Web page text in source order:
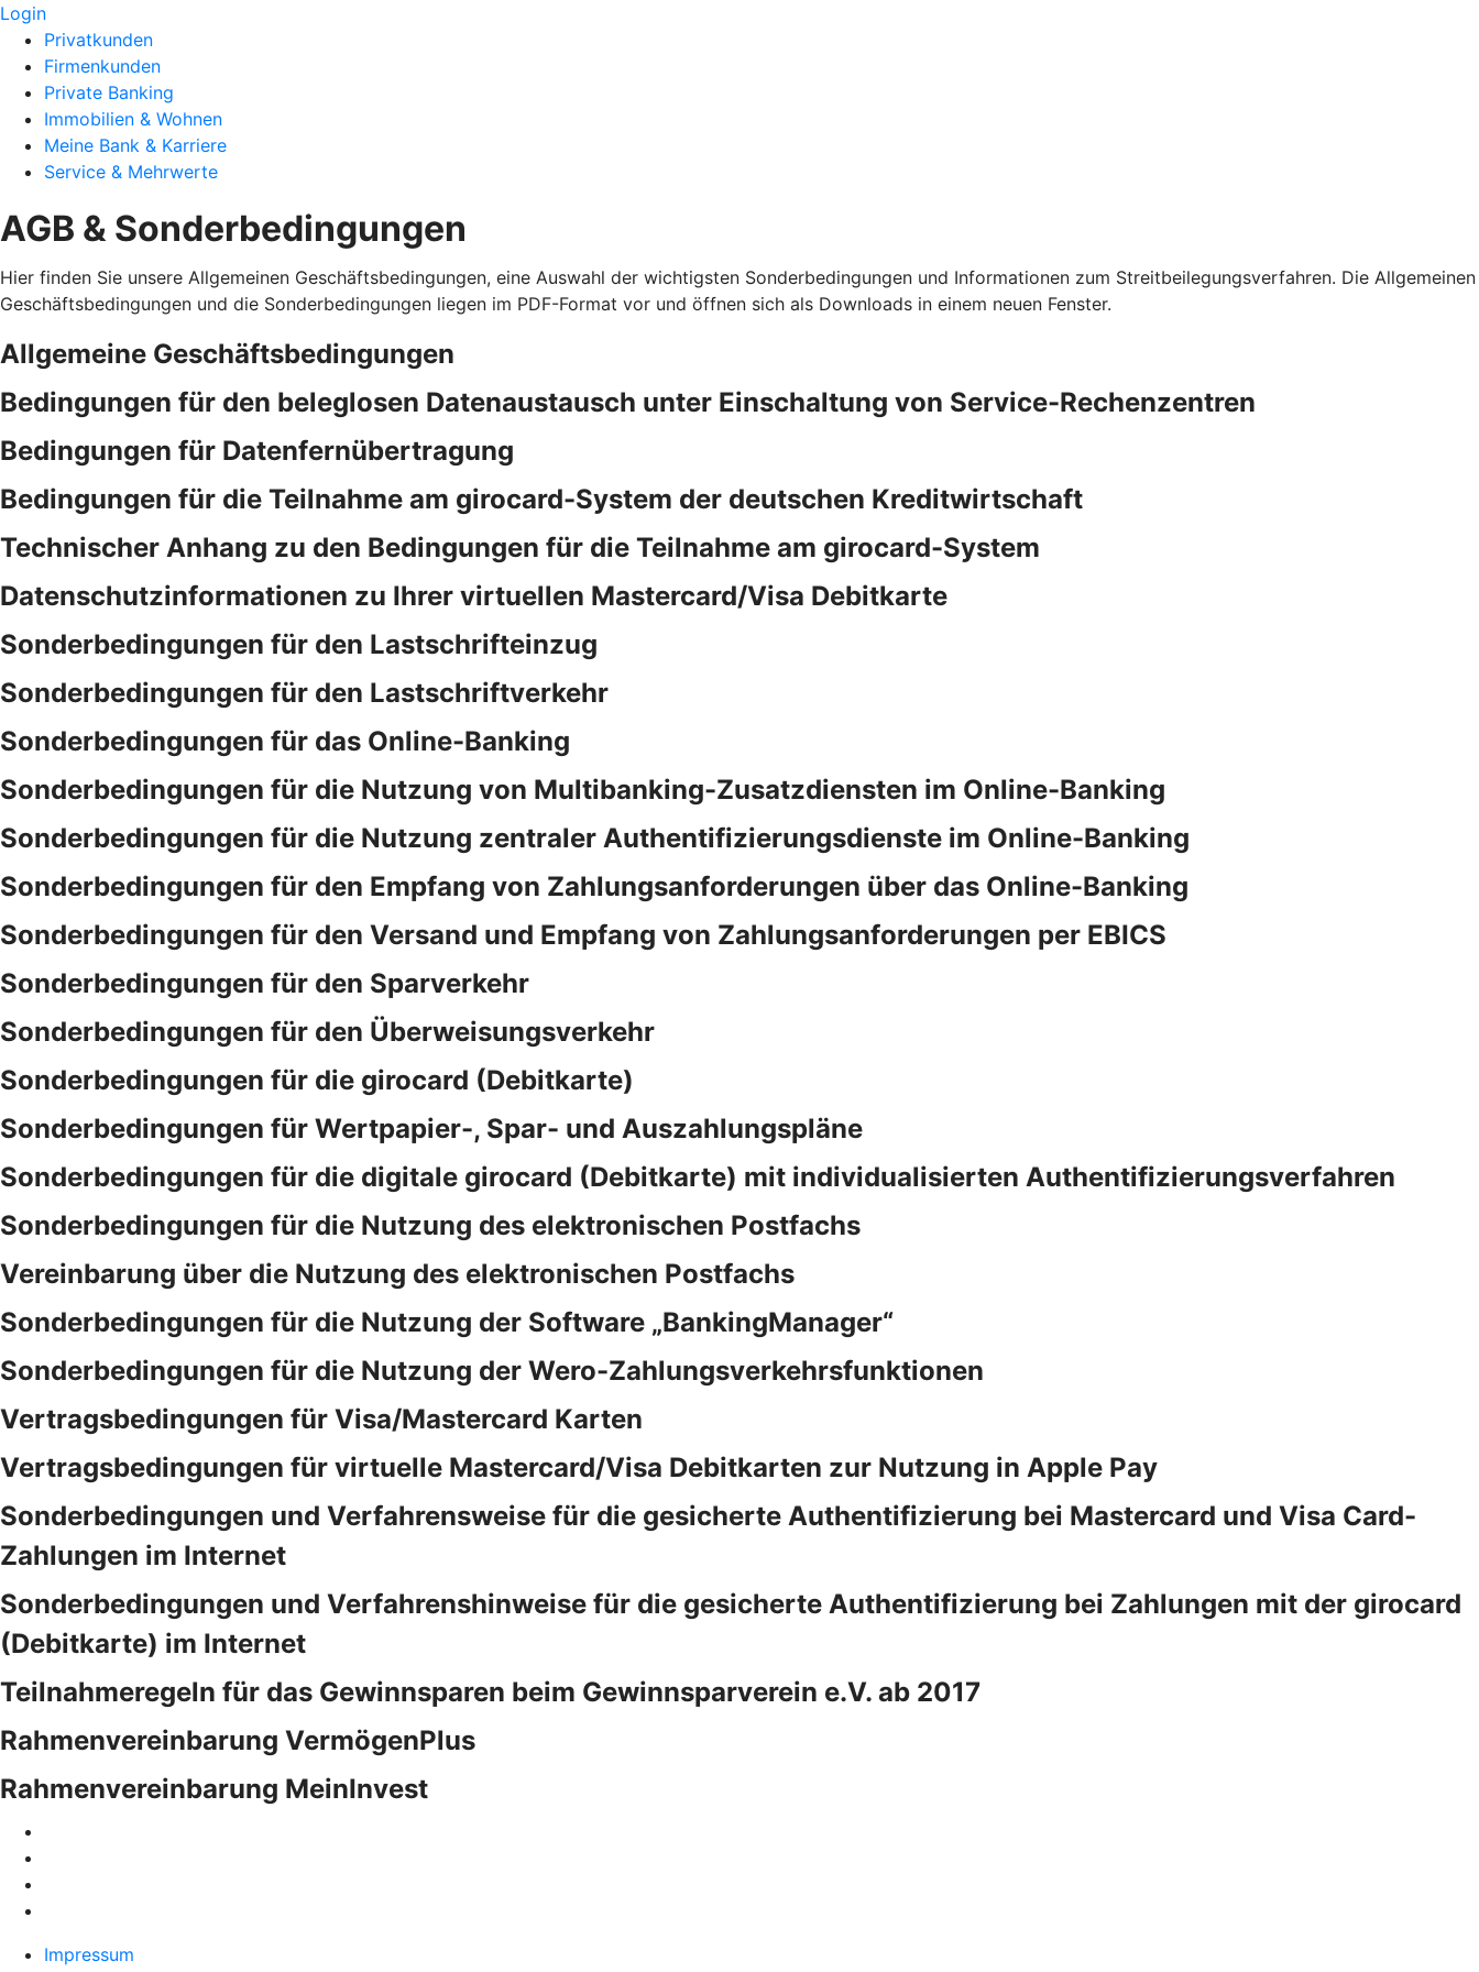
Login
Privatkunden
Firmenkunden
Private Banking
Immobilien & Wohnen
Meine Bank & Karriere
Service & Mehrwerte
AGB & Sonderbedingungen
Hier finden Sie unsere Allgemeinen Geschäftsbedingungen, eine Auswahl der wichtigsten Sonderbedingungen und Informationen zum Streitbeilegungsverfahren. Die Allgemeinen
Geschäftsbedingungen und die Sonderbedingungen liegen im PDF-Format vor und öffnen sich als Downloads in einem neuen Fenster.
Allgemeine Geschäftsbedingungen
Bedingungen für den beleglosen Datenaustausch unter Einschaltung von Service-Rechenzentren
Bedingungen für Datenfernübertragung
Bedingungen für die Teilnahme am girocard-System der deutschen Kreditwirtschaft
Technischer Anhang zu den Bedingungen für die Teilnahme am girocard-System
Datenschutzinformationen zu Ihrer virtuellen Mastercard/Visa Debitkarte
Sonderbedingungen für den Lastschrifteinzug
Sonderbedingungen für den Lastschriftverkehr
Sonderbedingungen für das Online-Banking
Sonderbedingungen für die Nutzung von Multibanking-Zusatzdiensten im Online-Banking
Sonderbedingungen für die Nutzung zentraler Authentifizierungsdienste im Online-Banking
Sonderbedingungen für den Empfang von Zahlungsanforderungen über das Online-Banking
Sonderbedingungen für den Versand und Empfang von Zahlungsanforderungen per EBICS
Sonderbedingungen für den Sparverkehr
Sonderbedingungen für den Überweisungsverkehr
Sonderbedingungen für die girocard (Debitkarte)
Sonderbedingungen für Wertpapier-, Spar- und Auszahlungspläne
Sonderbedingungen für die digitale girocard (Debitkarte) mit individualisierten Authentifizierungsverfahren
Sonderbedingungen für die Nutzung des elektronischen Postfachs
Vereinbarung über die Nutzung des elektronischen Postfachs
Sonderbedingungen für die Nutzung der Software „BankingManager“
Sonderbedingungen für die Nutzung der Wero-Zahlungsverkehrsfunktionen
Vertragsbedingungen für Visa/Mastercard Karten
Vertragsbedingungen für virtuelle Mastercard/Visa Debitkarten zur Nutzung in Apple Pay
Sonderbedingungen und Verfahrensweise für die gesicherte Authentifizierung bei Mastercard und Visa Card-
Zahlungen im Internet
Sonderbedingungen und Verfahrenshinweise für die gesicherte Authentifizierung bei Zahlungen mit der girocard
(Debitkarte) im Internet
Teilnahmeregeln für das Gewinnsparen beim Gewinnsparverein e.V. ab 2017
Rahmenvereinbarung VermögenPlus
Rahmenvereinbarung MeinInvest
Impressum